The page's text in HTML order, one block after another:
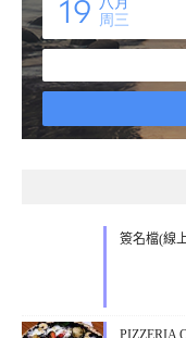
簽名檔(線
PIZZERIA